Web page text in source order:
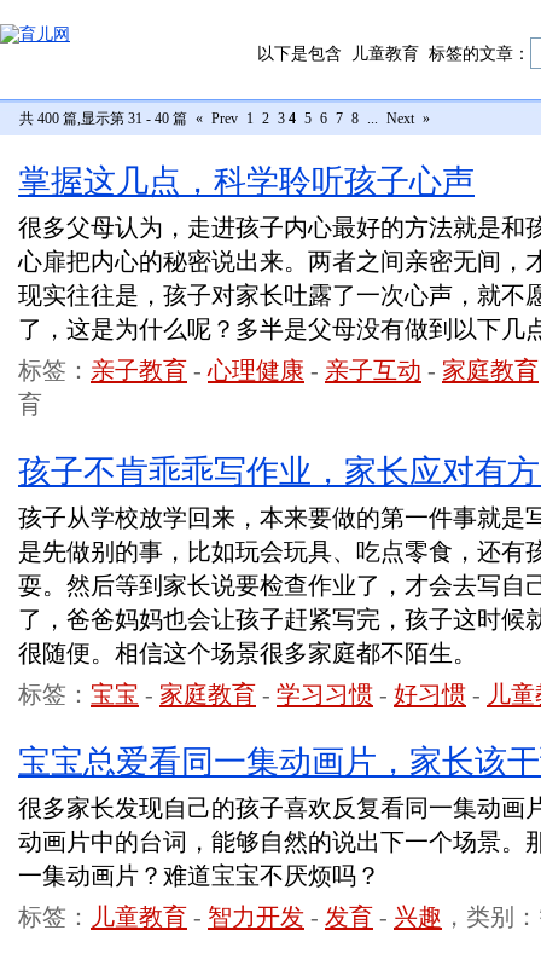
以下是包含 儿童教育 标签的文章：
共 400 篇,显示第 31 - 40 篇 « Prev 1 2 3 4 5 6 7 8 ... Next »
掌握这几点，科学聆听孩子心声
很多父母认为，走进孩子内心最好的方法就是和
心扉把内心的秘密说出来。两者之间亲密无间，
现实往往是，孩子对家长吐露了一次心声，就不
了，这是为什么呢？多半是父母没有做到以下几
标签： 亲子教育 -心理健康 - 亲子互动 - 家庭教育
育
孩子不肯乖乖写作业，家长应对有
孩子从学校放学回来，本来要做的第一件事就是
是先做别的事，比如玩会玩具、吃点零食，还有
耍。然后等到家长说要检查作业了，才会去写自
了，爸爸妈妈也会让孩子赶紧写完，孩子这时候
很随便。相信这个场景很多家庭都不陌生。
标签： 宝宝 - 家庭教育 - 学习习惯 - 好习惯 - 儿
宝宝总爱看同一集动画片，家长该
很多家长发现自己的孩子喜欢反复看同一集动画
动画片中的台词，能够自然的说出下一个场景。
一集动画片？难道宝宝不厌烦吗？
标签： 儿童教育 - 智力开发 - 发育 - 兴趣 ，类别